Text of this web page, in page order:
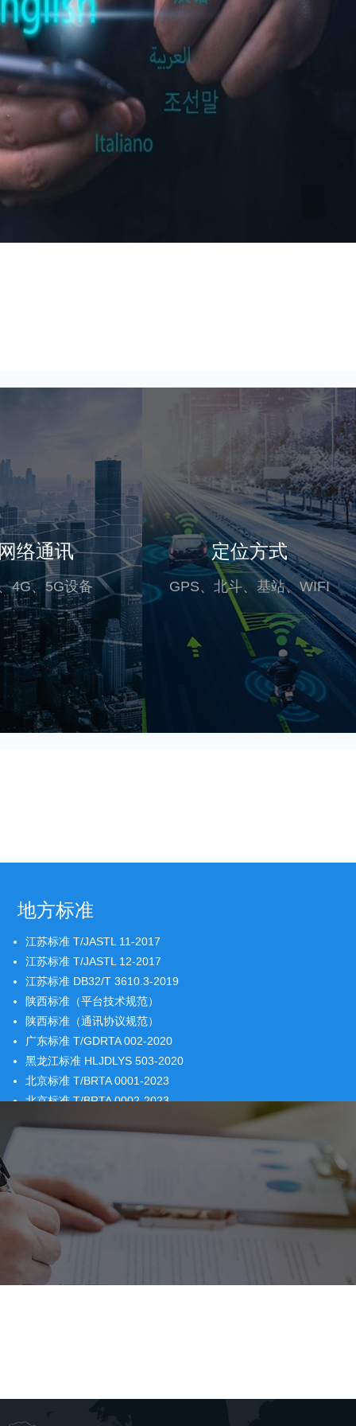
络通讯
4G、5G设备
定位方式
GPS、北斗、基站、WIFI
地方标准
江苏标准 T/JASTL 11-2017
江苏标准 T/JASTL 12-2017
江苏标准 DB32/T 3610.3-2019
陕西标准（平台技术规范）
陕西标准（通讯协议规范）
广东标准 T/GDRTA 002-2020
黑龙江标准 HLJDLYS 503-2020
北京标准 T/BRTA 0001-2023
北京标准 T/BRTA 0002-2023
四川标准 T/SCSDX 0002-2021
四川标准 卫星定位系统平台要求